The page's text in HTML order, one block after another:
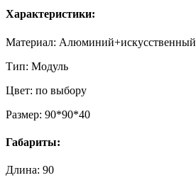
Характеристики:
Материал: Алюминий+искусственный
Тип: Модуль
Цвет: по выбору
Размер: 90*90*40
Габариты:
Длина: 90